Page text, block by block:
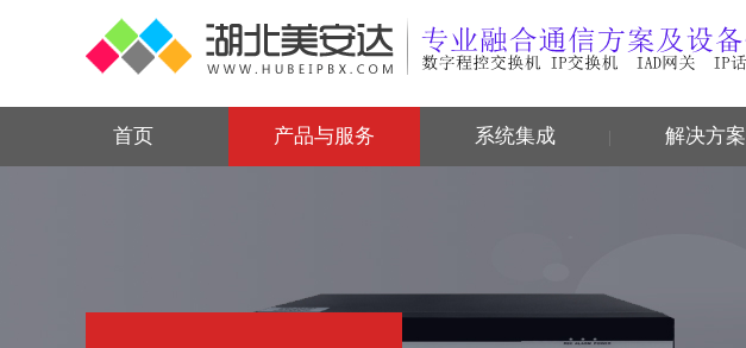
首页 产品与服务 系统集成 解决方案